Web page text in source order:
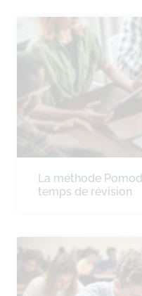
La méthode
temps de révision